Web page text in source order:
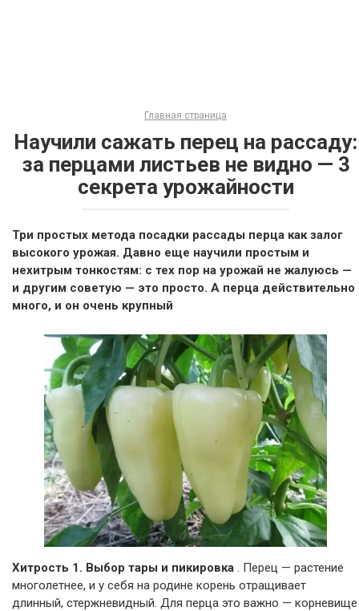
Главная страница
Научили сажать перец на рассаду:
за перцами листьев не видно — 3
секрета урожайности
Три простых метода посадки рассады перца как залог
высокого урожая. Давно еще научили простым и
нехитрым тонкостям: с тех пор на урожай не жалуюсь —
и другим советую — это просто. А перца действительно
много, и он очень крупный
Хитрость 1. Выбор тары и пикировка . Перец — растение
многолетнее, и у себя на родине корень отращивает
длинный, стержневидный. Для перца это важно — корневище